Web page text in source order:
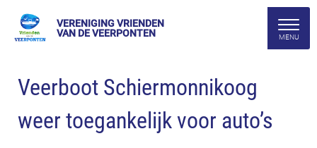
VERENIGING VRIENDEN
VAN DE VEERPONTEN
Veerboot Schiermonnikoog
weer toegankelijk voor auto’s